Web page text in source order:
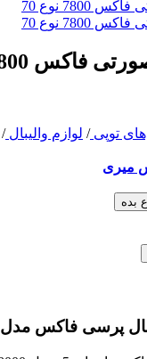
فاکس 7800 نوع 70
توپی/ لوازم والیبال/
میری
بده
فاکس مدل 78000 صورتی